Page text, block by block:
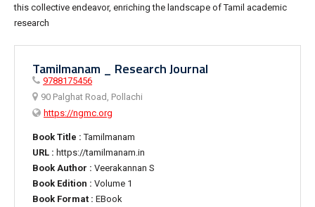
this collective endeavor, enriching the landscape of Tamil academic
research
Tamilmanam _ Research Journal
9788175456
90 Palghat Road, Pollachi
https://ngmc.org
Book Title :Tamilmanam
URL : https://tamilmanam.in
Book Author : Veerakannan S
Book Edition : Volume 1
Book Format : EBook